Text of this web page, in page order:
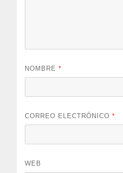
NOMBRE*
CORREO ELECTRÓNICO*
WEB